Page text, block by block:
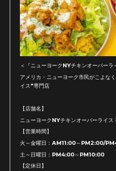
＜『ニューヨークNYチキンオーバーラ
アメリカ・ニューヨーク市民がこよな
イス"専門店
【店舗名】
ニューヨークNYチキンオーバーライス
【営業時間】
火～金曜日：AM11:00～PM2:00/
土～日曜日：PM4:00～PM10:00
【定休日】